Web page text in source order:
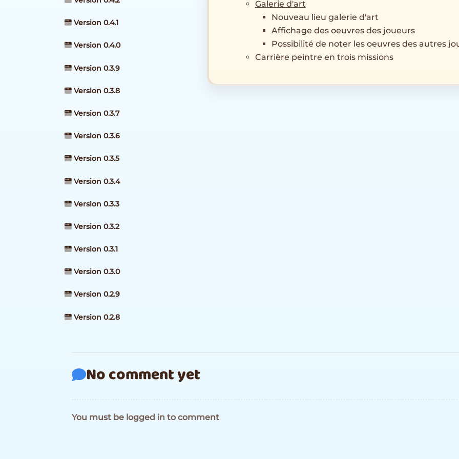
Version 0.4.1
Version 0.4.0
Version 0.3.9
Version 0.3.8
Version 0.3.7
Version 0.3.6
Version 0.3.5
Version 0.3.4
Version 0.3.3
Version 0.3.2
Version 0.3.1
Version 0.3.0
Version 0.2.9
Version 0.2.8
Galerie d'art
Nouveau lieu galerie d'art
Affichage des oeuvres des joueurs
Possibilité de noter les oeuvres des autres
Carrière peintre en trois missions
No comment yet
You must be logged in to comment